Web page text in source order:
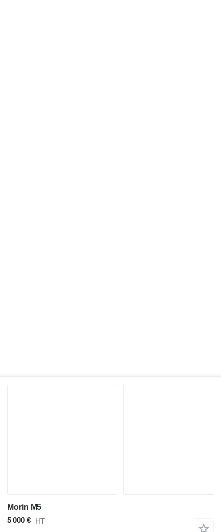
Morin M5
5 000 € HT